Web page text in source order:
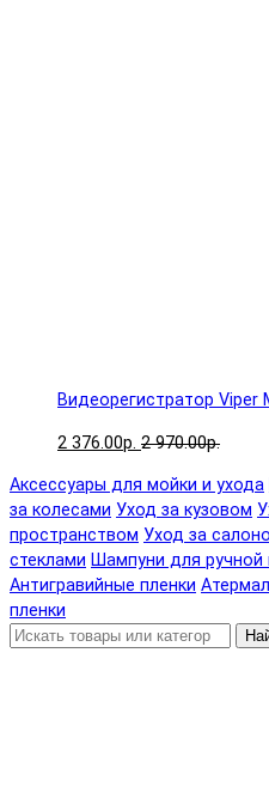
Видеорегистратор Viper
2 376.00р. 2 970.00р.
Аксессуары для мойки и ухода
за колесами Уход за кузовом
пространством Уход за
стеклами Шампуни для ручной
Антигравийные пленки
пленки